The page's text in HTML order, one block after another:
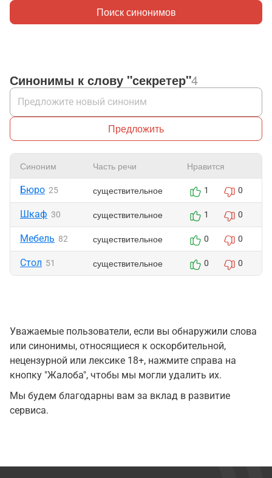
Поиск синонимов
Синонимы к слову "секретер"4
Предложить
Синоним Часть речи Нравится
Бюро 25 существительное 1 0
Шкаф 30 существительное 1 0
Мебель 82 существительное 0 0
Стол 51 существительное 0 0
Уважаемые пользователи, если вы обнаружили слова
или синонимы, относящиеся к оскорбительной,
нецензурной или лексике 18+, нажмите справа на
кнопку "Жалоба", чтобы мы могли удалить их.
Мы будем благодарны вам за вклад в развитие
сервиса.